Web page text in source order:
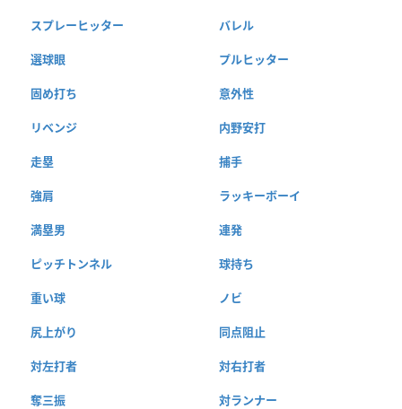
スプレーヒッター バレル
選球眼 プルヒッター
固め打ち 意外性
リベンジ 内野安打
走塁 捕手
強肩 ラッキーボーイ
満塁男 連発
ピッチトンネル 球持ち
重い球 ノビ
尻上がり 同点阻止
対左打者 対右打者
奪三振 対ランナー